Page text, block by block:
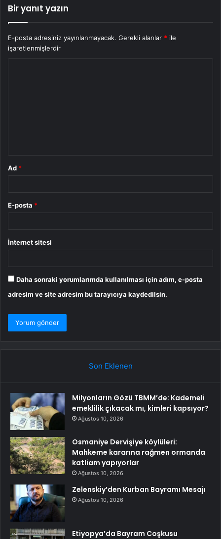
Bir yanıt yazın
E-posta adresiniz yayınlanmayacak. Gerekli alanlar * ile
işaretlenmişlerdir
Ad *
E-posta *
İnternet sitesi
Daha sonraki yorumlarımda kullanılması için adım, e-posta
adresim ve site adresim bu tarayıcıya kaydedilsin.
Son Eklenen
Milyonların Gözü TBMM’de: Kademeli
emeklilik çıkacak mı, kimleri kapsıyor?
Ağustos 10, 2026
Osmaniye Dervişiye köylüleri:
Mahkeme kararına rağmen ormanda
katliam yapıyorlar
Ağustos 10, 2026
Zelenskiy’den Kurban Bayramı Mesajı
Ağustos 10, 2026
Etiyopya’da Bayram Coşkusu